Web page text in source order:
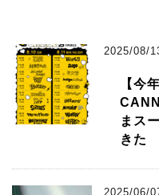
2025/08/
【今
まス
きた
2025/06/